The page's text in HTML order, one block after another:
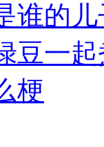
谁的儿
豆一
梗